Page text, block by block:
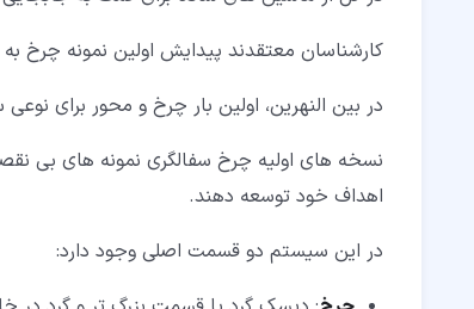
کارشناسان معتقدند پیدایش اولین نمونه چرخ به 3500 سال قبل از میلاد باز می گردد.
در بین النهرین، اولین بار چرخ و محور برای
نسخه های اولیه چرخ سفالگری نمونه های بی
اهداف خود توسعه دهند.
در این سیستم دو قسمت اصلی وجود دارد: